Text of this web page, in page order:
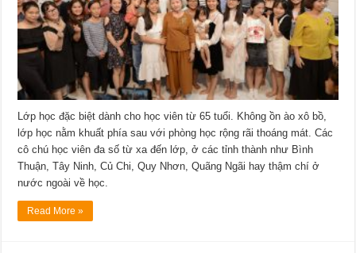
Lớp học đặc biệt dành cho học viên từ 65 tuổi. Không ồn ào xô bồ,
lớp học nằm khuất phía sau với phòng học rộng rãi thoáng mát. Các
cô chú học viên đa số từ xa đến lớp, ở các tỉnh thành như Bình
Thuận, Tây Ninh, Củ Chi, Quy Nhơn, Quãng Ngãi hay thậm chí ở
nước ngoài về học.
Read More »